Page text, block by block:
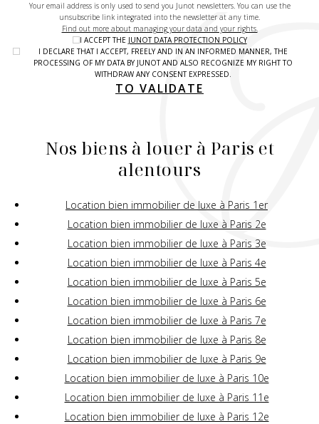
Your email address is only used to send you Junot newsletters. You can use the
unsubscribe link integrated into the newsletter at any time.
Find out more about managing your data and your rights.
I ACCEPT THE JUNOT DATA PROTECTION POLICY
I DECLARE THAT I ACCEPT, FREELY AND IN AN INFORMED MANNER, THE
PROCESSING OF MY DATA BY JUNOT AND ALSO RECOGNIZE MY RIGHT TO
WITHDRAW ANY CONSENT EXPRESSED.
TO VALIDATE
Nos biens à louer à Paris et
alentours
Location bien immobilier de luxe à Paris 1er
Location bien immobilier de luxe à Paris 2e
Location bien immobilier de luxe à Paris 3e
Location bien immobilier de luxe à Paris 4e
Location bien immobilier de luxe à Paris 5e
Location bien immobilier de luxe à Paris 6e
Location bien immobilier de luxe à Paris 7e
Location bien immobilier de luxe à Paris 8e
Location bien immobilier de luxe à Paris 9e
Location bien immobilier de luxe à Paris 10e
Location bien immobilier de luxe à Paris 11e
Location bien immobilier de luxe à Paris 12e